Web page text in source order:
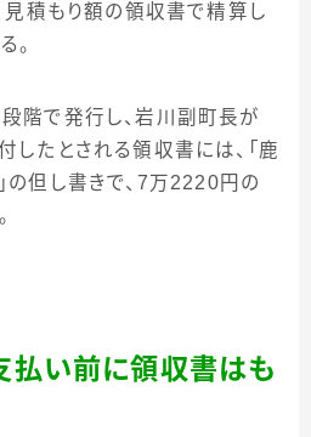
見積もり額の領収書で精算し
。
階で発行し、岩川副町長が
したとされる領収書には、「鹿
但し書きで、 7万2220円の
払い前に領収書はも